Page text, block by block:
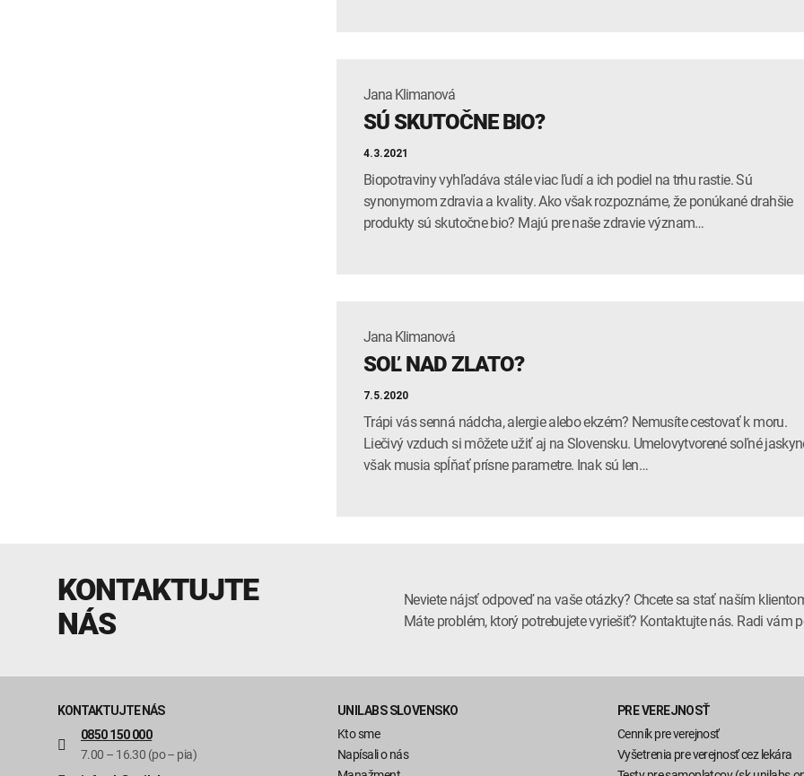
Jana Klimanová
SÚ SKUTOČNE BIO?
4.3.2021
Biopotraviny vyhľadáva stále viac ľudí a ich podiel na trhu rastie. Sú
synonymom zdravia a kvality. Ako však rozpoznáme, že ponúkané drahšie
produkty sú skutočne bio? Majú pre naše zdravie význam…
Jana Klimanová
SOĽ NAD ZLATO?
7.5.2020
Trápi vás senná nádcha, alergie alebo ekzém? Nemusíte cestovať k moru.
Liečivý vzduch si môžete užiť aj na Slovensku. Umelovytvorené soľné
však musia spĺňať prísne parametre. Inak sú len…
KONTAKTUJTE
NÁS
Neviete nájsť odpoveď na vaše otázky? Chcete sa stať naším
Máte problém, ktorý potrebujete vyriešiť? Kontaktujte nás. Radi vám
KONTAKTUJTE NÁS
0850 150 000
7.00 – 16.30 (po – pia)
UNILABS SLOVENSKO
Kto sme
Napísali o nás
PRE VEREJNOSŤ
Cenník pre verejnosť
Vyšetrenia pre verejnosť cez lekára